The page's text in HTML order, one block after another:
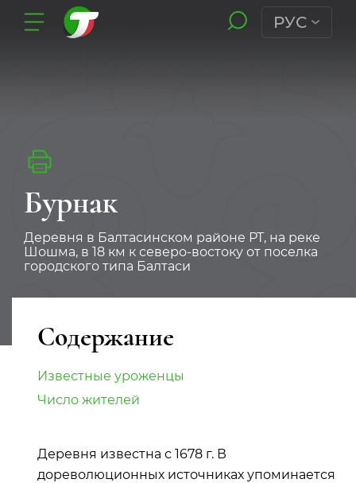
РУС
Бурнак
Деревня в Балтасинском районе РТ, на реке
Шошма, в 18 км к северо-востоку от поселка
городского типа Балтаси
Содержание
Известные уроженцы
Число жителей
Деревня известна с 1678 г. В
дореволюционных источниках упоминается